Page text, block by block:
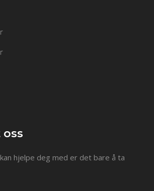
hjelpe deg med er det bare å ta